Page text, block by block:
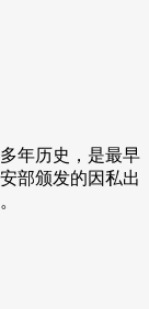
年历史，是最早
部颁发的因私出